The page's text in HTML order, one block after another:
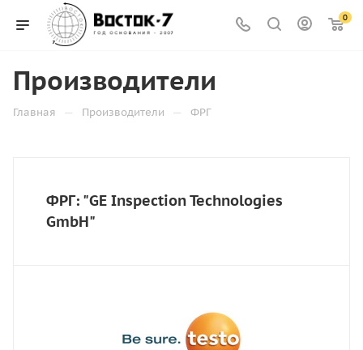
0
Производители
Главная — Производители — ФРГ
ФРГ: "GE Inspection Technologies
GmbH"